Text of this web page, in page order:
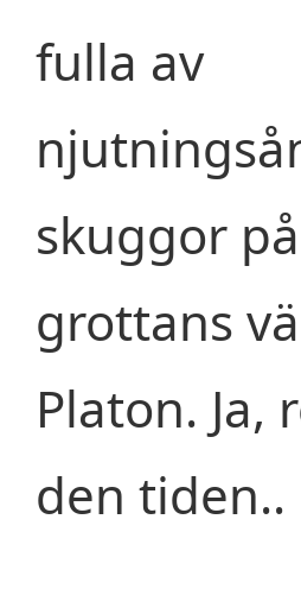
fulla av
skuggor på
grottans
Platon. Ja,
den tiden..